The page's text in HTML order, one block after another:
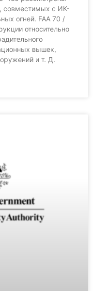
совместимых с ИК-
огней. FAA 70 /
относительно
вышек,
и т. Д.